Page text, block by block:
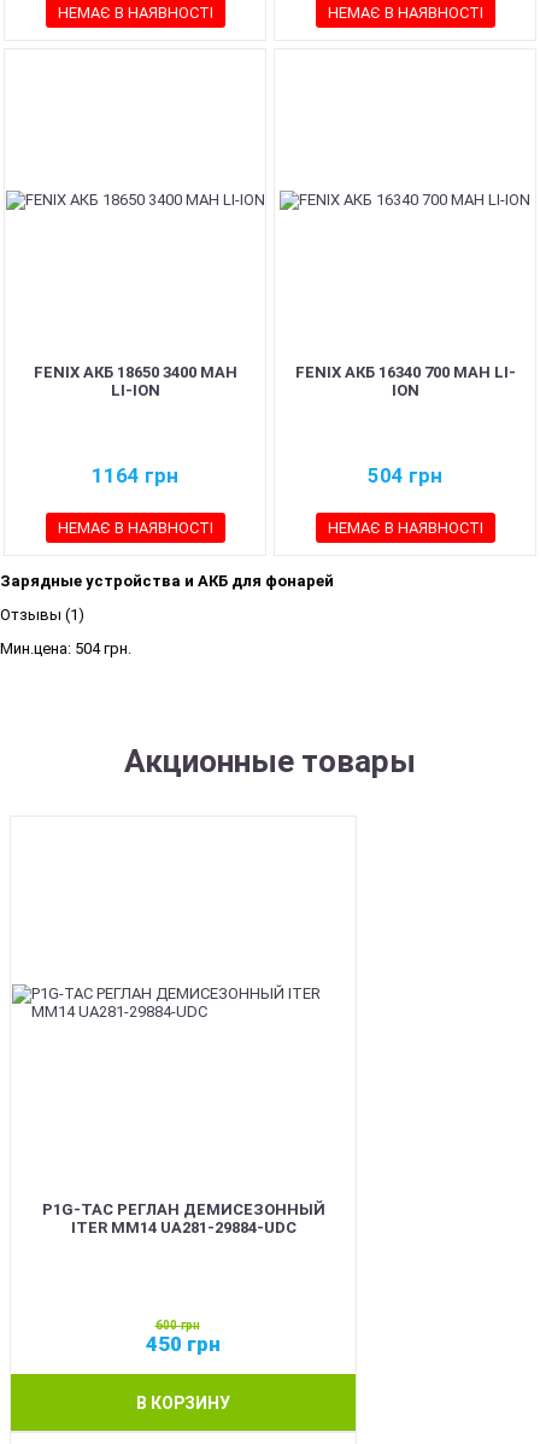
НЕМАЄ В НАЯВНОСТІ НЕМАЄ В НАЯВНОСТІ
FENIX АКБ 18650 3400 MAH
LI-ION
1164 грн
НЕМАЄ В НАЯВНОСТІ
FENIX АКБ 16340 700 MAH LI-
ION
504 грн
НЕМАЄ В НАЯВНОСТІ
Зарядные устройства и АКБ для фонарей
Отзывы (1)
Мин.цена: 504 грн.
Акционные товары
P1G-TAC РЕГЛАН ДЕМИСЕЗОННЫЙ
ITER ММ14 UA281-29884-UDC
600грн
450 грн
В КОРЗИНУ